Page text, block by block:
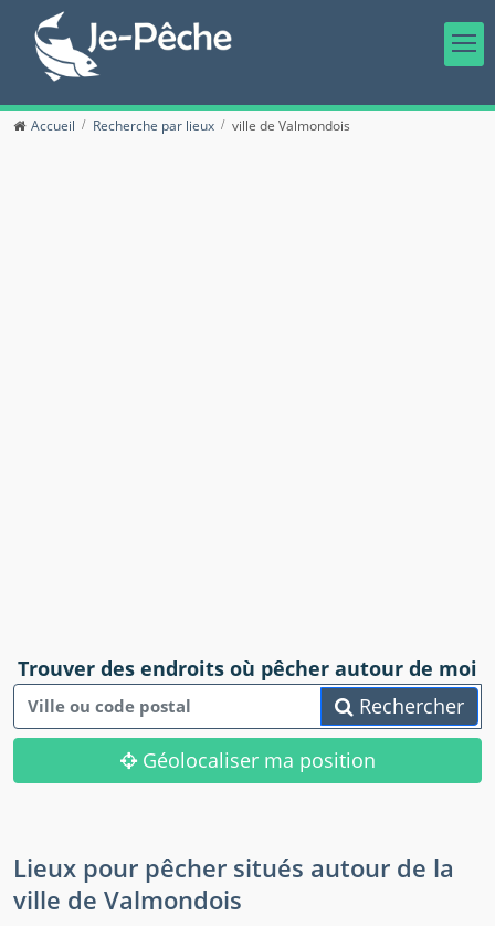
Accueil Recherche par lieux ville de Valmondois
Trouver des endroits où pêcher autour de moi
Rechercher
Géolocaliser ma position
Lieux pour pêcher situés autour de la
ville de Valmondois